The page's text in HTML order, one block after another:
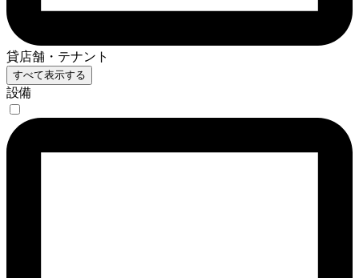
貸店舗・テナント
すべて表示する
設備